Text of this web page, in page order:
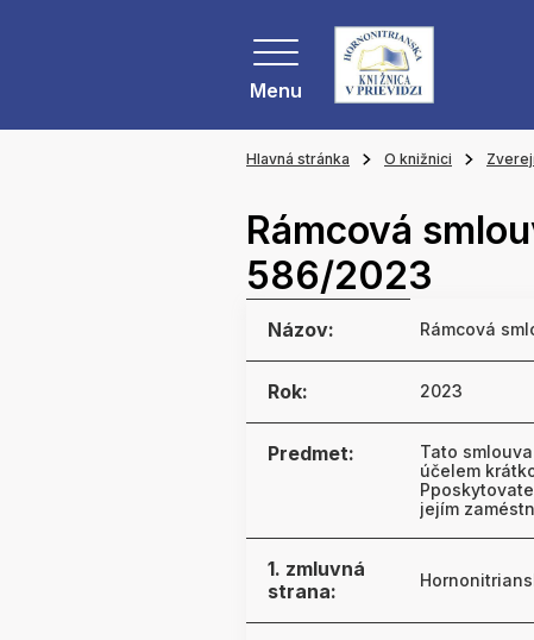
Menu
Hlavná stránka O knižnici
Rámcová
586/2023
Názov: Rámcová
Rok: 2023
Predmet:
Tato
účelem
jejím
1. zmluvná
strana: